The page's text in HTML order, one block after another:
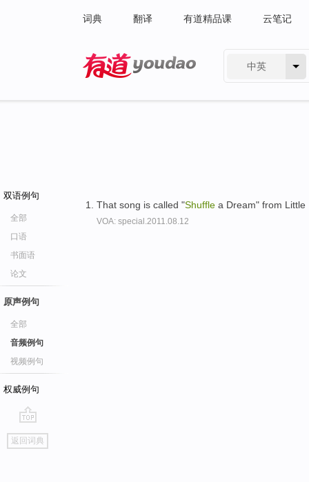
词典 翻译 有道精品课 云笔记
中英
双语例句
全部
口语
书面语
论文
原声例句
全部
音频例句
视频例句
权威例句
go
top
返回词典
That song is called "Shuffle a Dream" from
VOA: special.2011.08.12